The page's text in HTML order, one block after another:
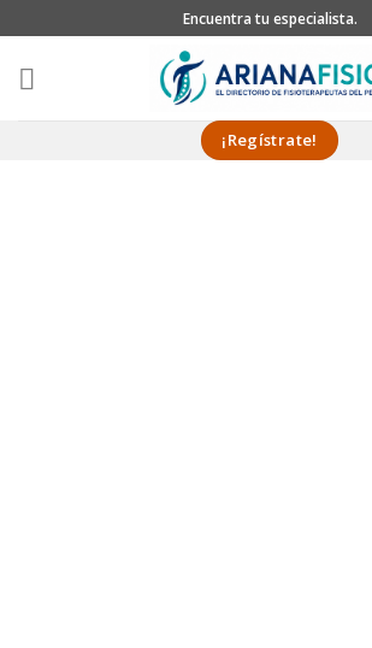
to
content
Encuentra tu especialista.
¡Regístrate!